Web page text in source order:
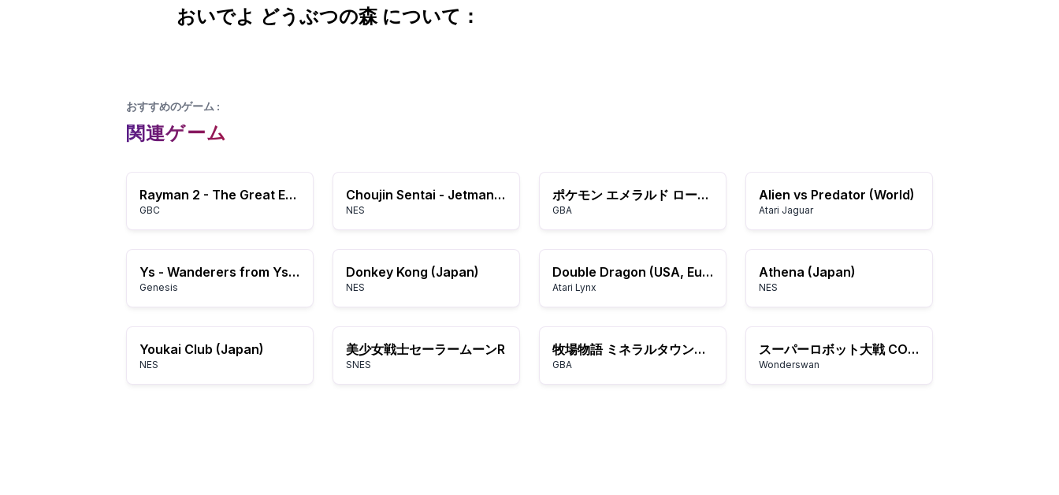
おいでよ どうぶつの森 について：
おすすめのゲーム :
関連ゲーム
Rayman 2 - The Great Escape (Europe) (En,Fr,De,Es,It)
GBC
Choujin Sentai - Jetman (Japan)
NES
ポケモン エメラルド ローグ EX 1.2.0
GBA
Alien vs Predator (World)
Atari Jaguar
Ys - Wanderers from Ys (Japan)
Genesis
Donkey Kong (Japan)
NES
Double Dragon (USA, Europe)
Atari Lynx
Athena (Japan)
NES
Youkai Club (Japan)
NES
美少女戦士セーラームーンR
SNES
牧場物語 ミネラルタウンでつくる「わたしの開拓史」
GBA
スーパーロボット大戦 COMPACT 2
Wonderswan